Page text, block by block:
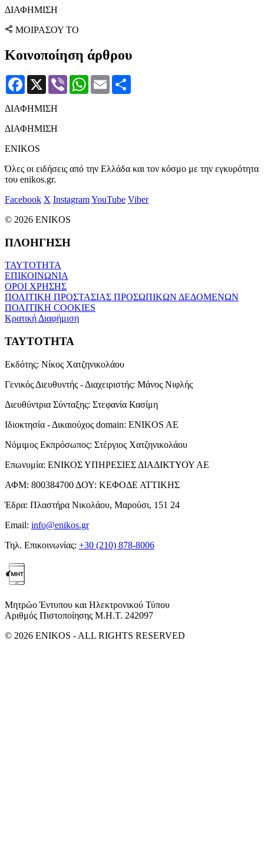
ΔΙΑΦΗΜΙΣΗ
ΜΟΙΡΑΣΟΥ ΤΟ
Κοινοποίηση άρθρου
Facebook
X Viber WhatsApp
Email
ΔΙΑΦΗΜΙΣΗ
ΔΙΑΦΗΜΙΣΗ
ENIKOS
Όλες οι ειδήσεις από την Ελλάδα και τον κόσμο με την εγκυρότητα
του enikos.gr.
Facebook X InstagramYouTube Viber
© 2026 ENIKOS
ΠΛΟΗΓΗΣΗ
ΤΑΥΤΟΤΗΤΑ
ΕΠΙΚΟΙΝΩΝΙΑ
ΟΡΟΙ ΧΡΗΣΗΣ
ΠΟΛΙΤΙΚΗ ΠΡΟΣΤΑΣΙΑΣ ΠΡΟΣΩΠΙΚΩΝ ΔΕΔΟΜΕΝΩΝ
ΠΟΛΙΤΙΚΗ COOKIES
Κρατική Διαφήμιση
ΤΑΥΤΟΤΗΤΑ
Εκδότης: Νίκος Χατζηνικολάου
Γενικός Διευθυντής - Διαχειριστής: Μάνος Νιφλής
Διευθύντρια Σύνταξης: Στεφανία Κασίμη
Ιδιοκτησία - Δικαιούχος domain: ENIKOS AE
Νόμιμος Εκπρόσωπος: Στέργιος Χατζηνικολάου
Επωνυμία: ΕΝΙΚΟΣ ΥΠΗΡΕΣΙΕΣ ΔΙΑΔΙΚΤΥΟΥ ΑΕ
ΑΦΜ: 800384700 ΔΟΥ: ΚΕΦΟΔΕ ΑΤΤΙΚΗΣ
Έδρα: Πλαστήρα Νικολάου, Μαρούσι, 151 24
Email: info@enikos.gr
Τηλ. Επικοινωνίας: +30 (210) 878-8006
Μητρώο Έντυπου και Ηλεκτρονικού Τύπου
Αριθμός Πιστοποίησης Μ.Η.Τ. 242097
© 2026 ENIKOS - ALL RIGHTS RESERVED